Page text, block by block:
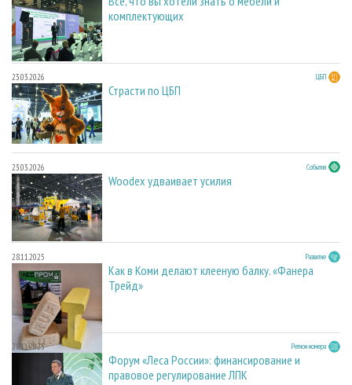
комплектующих
23.03.2026 ЦБП
Страсти по ЦБП
23.03.2026 События
Woodex удваивает усилия
28.11.2025 Развитие
Как в Коми делают клееную балку. «Фанера
Трейд»
28.11.2025 Регион номера
Форум «Леса России»: финансирование и
правовое регулирование ЛПК